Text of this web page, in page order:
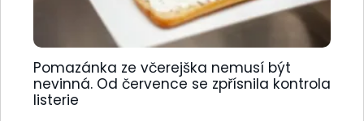
Pomazánka ze včerejška nemusí být
nevinná. Od července se zpřísnila kontrola
listerie